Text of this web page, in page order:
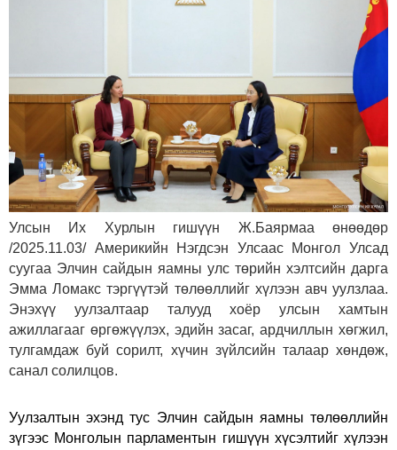
Улсын Их Хурлын гишүүн Ж.Баярмаа өнөөдөр
/2025.11.03/ Америкийн Нэгдсэн Улсаас Монгол Улсад
суугаа Элчин сайдын яамны улс төрийн хэлтсийн дарга
Эмма Ломакс тэргүүтэй төлөөллийг хүлээн авч уулзлаа.
Энэхүү уулзалтаар талууд хоёр улсын хамтын
ажиллагааг өргөжүүлэх, эдийн засаг, ардчиллын хөгжил,
тулгамдаж буй сорилт, хүчин зүйлсийн талаар хөндөж,
санал солилцов.
Уулзалтын эхэнд тус Элчин сайдын яамны төлөөллийн
зүгээс Монголын парламентын гишүүн хүсэлтийг хүлээн